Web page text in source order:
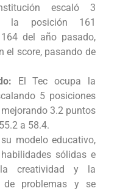
escaló 3
la posición 161
del año pasado,
el score, pasando de
El Tec ocupa la
5 posiciones
3.2 puntos
a 58.4.
modelo educativo,
sólidas e
la creatividad y la
de problemas y se